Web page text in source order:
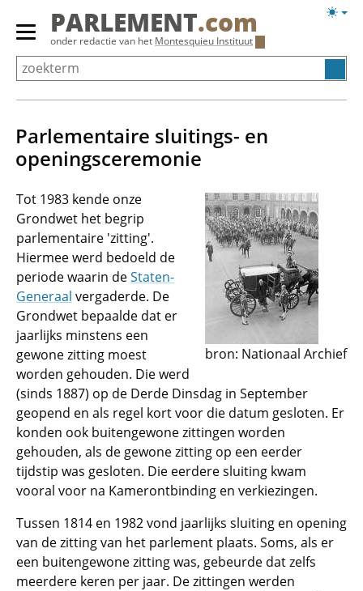
Overslaan
Primair
menu
tonen/verbergen
PARLEMENT.com
onder redactie van het Montesquieu Instituut
Parlementaire sluitings- en
openingsceremonie
bron: Nationaal Archief
Tot 1983 kende onze
Grondwet het begrip
parlementaire 'zitting'.
Hiermee werd bedoeld de
periode waarin deStaten-
Generaal vergaderde. De
Grondwet bepaalde dat er
jaarlijks minstens een
gewone zitting moest
worden gehouden. Die werd
(sinds 1887) op de Derde Dinsdag in September
geopend en als regel kort voor die datum gesloten. Er
konden ook buitengewone zittingen worden
gehouden, als de gewone zitting op een eerder
tijdstip was gesloten. Die eerdere sluiting kwam
vooral voor na Kamerontbinding en verkiezingen.
Tussen 1814 en 1982 vond jaarlijks sluiting en opening
van de zitting van het parlement plaats. Soms, als er
een buitengewone zitting was, gebeurde dat zelfs
meerdere keren per jaar. De zittingen werden